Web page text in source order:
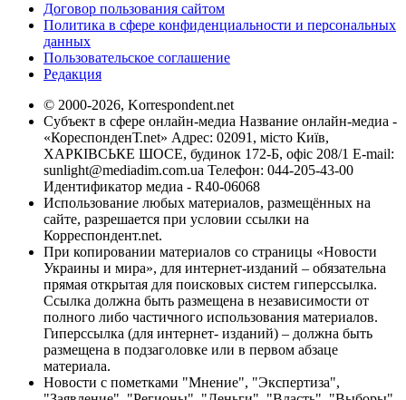
Договор пользования сайтом
Политика в сфере конфиденциальности и персональных
данных
Пользовательское соглашение
Редакция
© 2000-2026, Korrespondent.net
Субъект в сфере онлайн-медиа Название онлайн-медиа -
«КореспонденТ.net» Адрес: 02091, місто Київ,
ХАРКІВСЬКЕ ШОСЕ, будинок 172-Б, офіс 208/1 E-mail:
sunlight@mediadim.com.ua Телефон: 044-205-43-00
Идентификатор медиа - R40-06068
Использование любых материалов, размещённых на
сайте, разрешается при условии ссылки на
Корреспондент.net.
При копировании материалов со страницы «Новости
Украины и мира», для интернет-изданий – обязательна
прямая открытая для поисковых систем гиперссылка.
Ссылка должна быть размещена в независимости от
полного либо частичного использования материалов.
Гиперссылка (для интернет- изданий) – должна быть
размещена в подзаголовке или в первом абзаце
материала.
Новости с пометками "Мнение", "Экспертиза",